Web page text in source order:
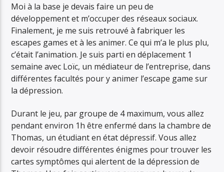
Moi à la base je devais faire un peu de
développement et m’occuper des réseaux sociaux.
Finalement, je me suis retrouvé à fabriquer les
escapes games et à les animer. Ce qui m’a le plus plu,
c’était l’animation. Je suis parti en déplacement 1
semaine avec Loïc, un médiateur de l’entreprise, dans
différentes facultés pour y animer l’escape game sur
la dépression.
Durant le jeu, par groupe de 4 maximum, vous allez
pendant environ 1h être enfermé dans la chambre de
Thomas, un étudiant en état dépressif. Vous allez
devoir résoudre différentes énigmes pour trouver les
cartes symptômes qui alertent de la dépression de